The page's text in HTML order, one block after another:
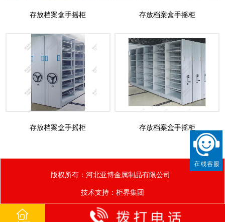
存放档案盒手摇柜 存放档案盒手摇柜
存放档案盒手摇柜 存放档案盒手摇柜
版权所有：河北亚博金属制品有限公司
技术支持： 柜界集团